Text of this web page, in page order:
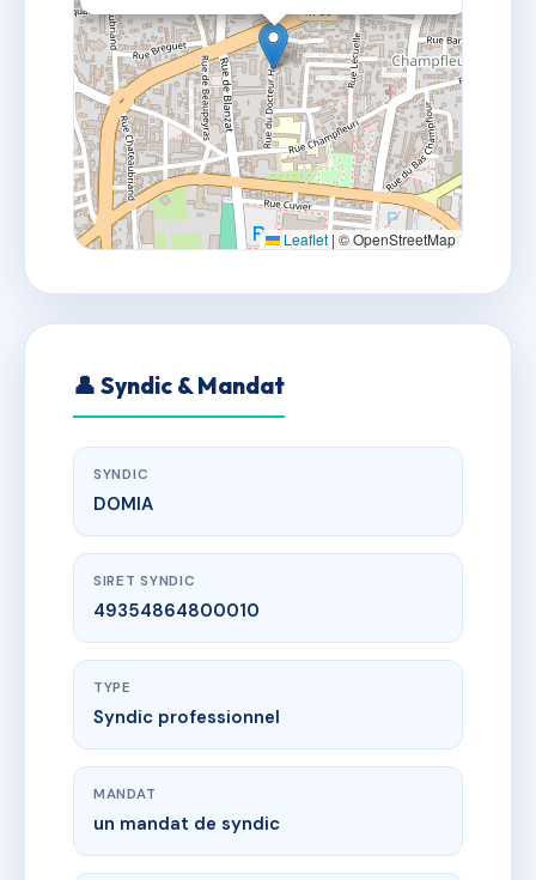
Leaflet | © OpenStreetMap
👤 Syndic & Mandat
SYNDIC
DOMIA
SIRET SYNDIC
49354864800010
TYPE
Syndic professionnel
MANDAT
un mandat de syndic